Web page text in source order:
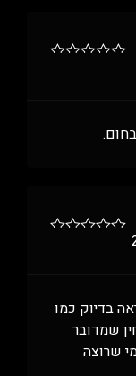
בדיוק כמו
שמדובר
שרוצה